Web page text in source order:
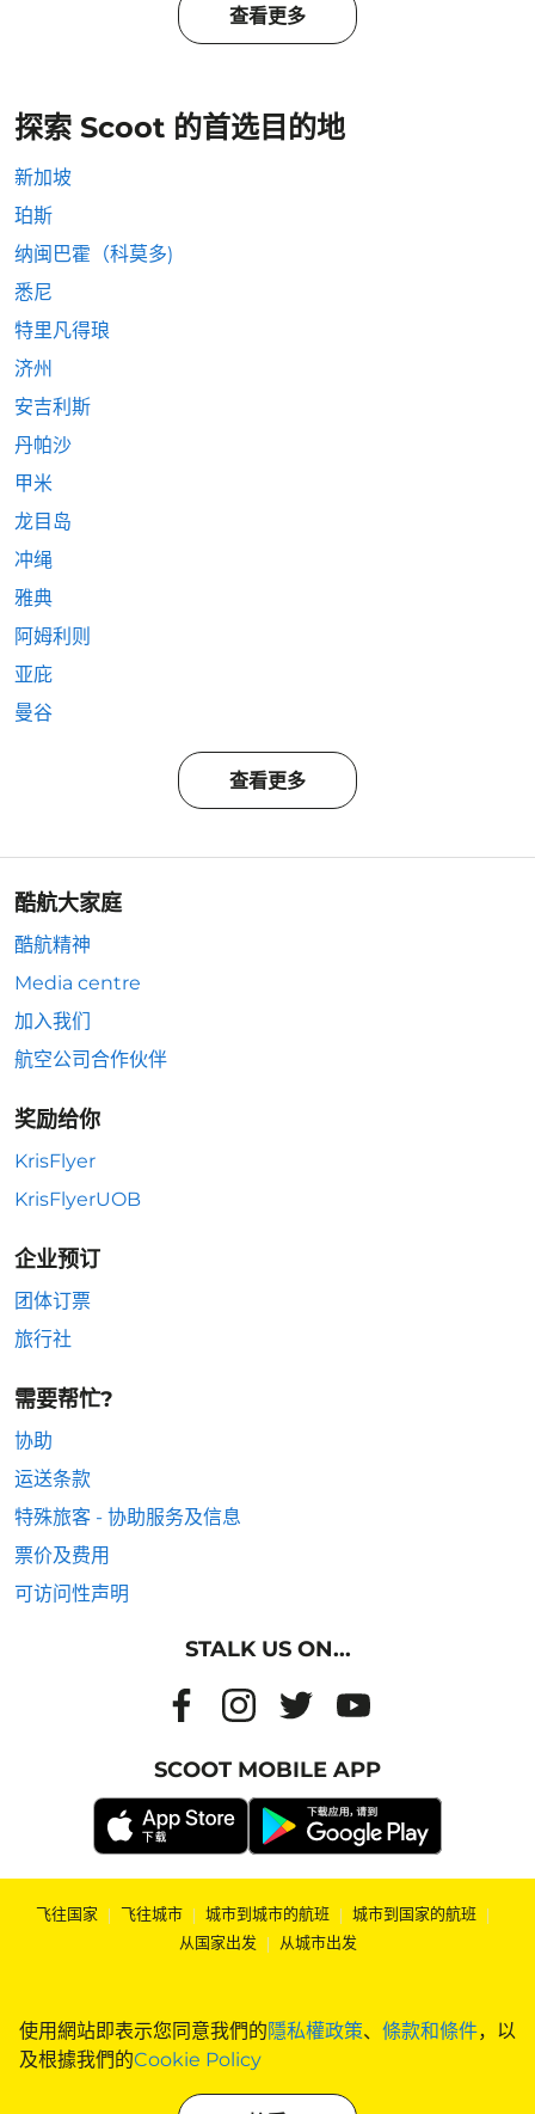
使用網站即表示您同意我們的隱私權政策、 條款和條件，以
及根據我們的Cookie Policy
查看更多
探索 Scoot 的首选目的地
新加坡
珀斯
纳闽巴霍（科莫多)
悉尼
特里凡得琅
济州
安吉利斯
丹帕沙
甲米
龙目岛
冲绳
雅典
阿姆利则
亚庇
曼谷
查看更多
酷航大家庭
酷航精神
Media centre
加入我们
航空公司合作伙伴
奖励给你
KrisFlyer
KrisFlyerUOB
企业预订
团体订票
旅行社
需要帮忙?
协助
运送条款
特殊旅客 - 协助服务及信息
票价及费用
可访问性声明
STALK US ON...
SCOOT MOBILE APP
飞往国家 | 飞往城市 | 城市到城市的航班 | 城市到国家的航班 |
从国家出发 | 从城市出发